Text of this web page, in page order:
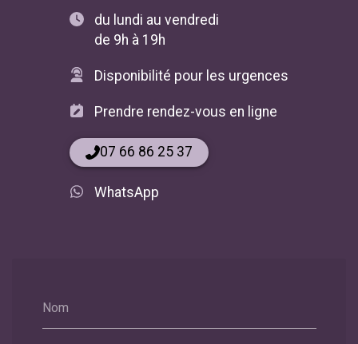
Nom
du lundi au vendredi
de 9h à 19h
Disponibilité pour les urgences
Prendre rendez-vous en ligne
07 66 86 25 37
WhatsApp